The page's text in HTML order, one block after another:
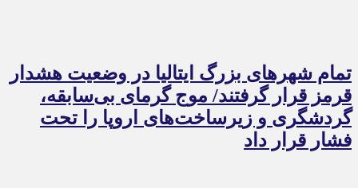
تمام شهرهای بزرگ ایتالیا در وضعیت هشدار
قرمز قرار گرفتند/ موج گرمای بی‌سابقه،
گردشگری و زیرساخت‌های اروپا را تحت
فشار قرار داد